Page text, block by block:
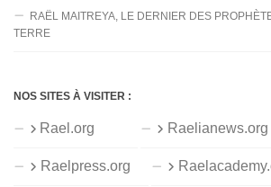
RAËL MAITREYA, LE DERNIER DES
TERRE
NOS SITES À VISITER :
Rael.org
Raelpress.org